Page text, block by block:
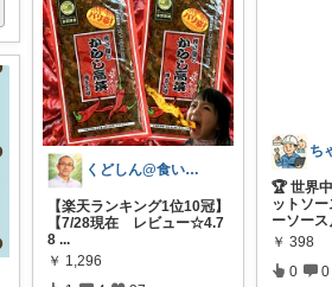
くどしん@食いしん坊健康オタク
【楽天ランキング1位10冠】
【7/28現在 レビュー☆4.7
8 ...
￥ 1,296
🏆 世界
ットソ
ーソー
￥ 398
0 0